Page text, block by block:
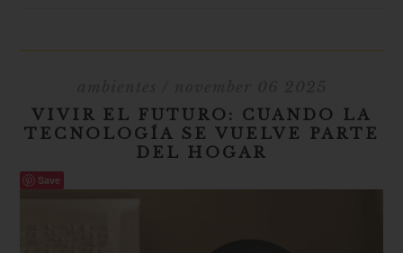
VIVIR EL FUTURO: CUANDO LA
TECNOLOGÍA SE VUELVE PARTE
DEL HOGAR
Save